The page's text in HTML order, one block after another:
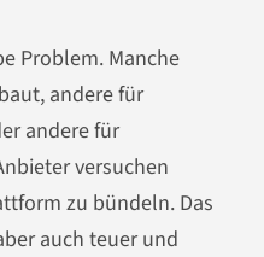
Problem. Manche
andere für
andere für
versuchen
zu bündeln. Das
auch teuer und